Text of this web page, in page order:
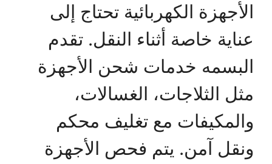
الأجهزة الكهربائية تحتاج إلى
عناية خاصة أثناء النقل. تقدم
البسمه خدمات شحن الأجهزة
مثل الثلاجات، الغسالات،
والمكيفات مع تغليف محكم
ونقل آمن. يتم فحص الأجهزة